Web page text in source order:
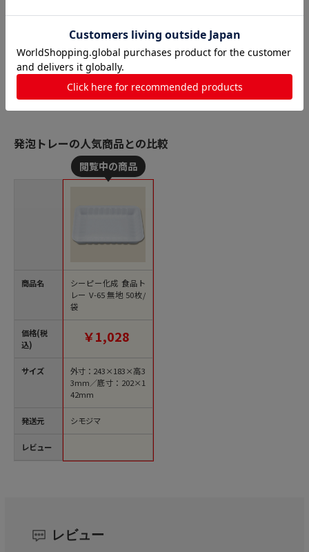
発泡トレーの人気商品との比較
商品名
価格(税
込)
サイズ
発送元
レビュー
シーピー化成 食品ト
レー V-65 無地 50枚/
袋
￥1,028
外寸：243×183×高3
3mm／底寸：202×1
42mm
シモジマ
レビュー